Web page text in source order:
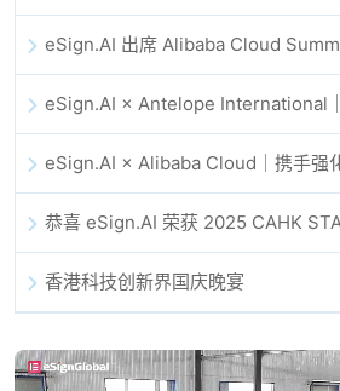
恭喜 eSign.AI 荣获 2025 CAHK
香港科技创新界国庆晚宴